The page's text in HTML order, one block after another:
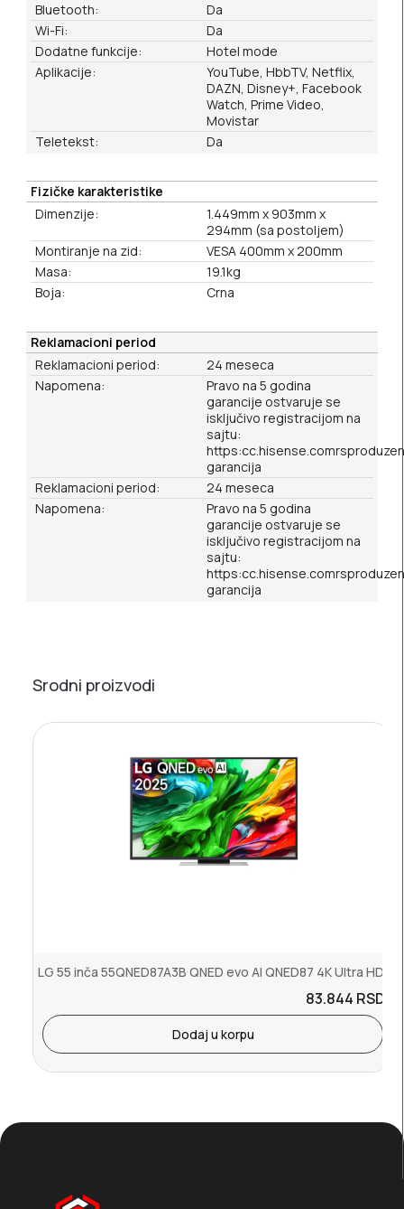
Bluetooth:
Da
Wi-Fi:
Da
Dodatne funkcije:
Hotel mode
Aplikacije:
YouTube, HbbTV, Netflix,
DAZN, Disney+, Facebook
Watch, Prime Video,
Movistar
Teletekst:
Da
Fizičke karakteristike
Dimenzije:
1.449mm x 903mm x
294mm (sa postoljem)
Montiranje na zid:
VESA 400mm x 200mm
Masa:
19.1kg
Boja:
Crna
Reklamacioni period
Reklamacioni period:
24 meseca
Napomena:
Pravo na 5 godina
garancije ostvaruje se
isključivo registracijom na
sajtu:
garancija
Reklamacioni period:
24 meseca
Napomena:
Pravo na 5 godina
garancije ostvaruje se
isključivo registracijom na
sajtu:
garancija
Srodni proizvodi
LG 55 inča 55QNED87A3B QNED evo AI QNED87 4K Ultra HD
83.844 RSD.
Dodaj u korpu